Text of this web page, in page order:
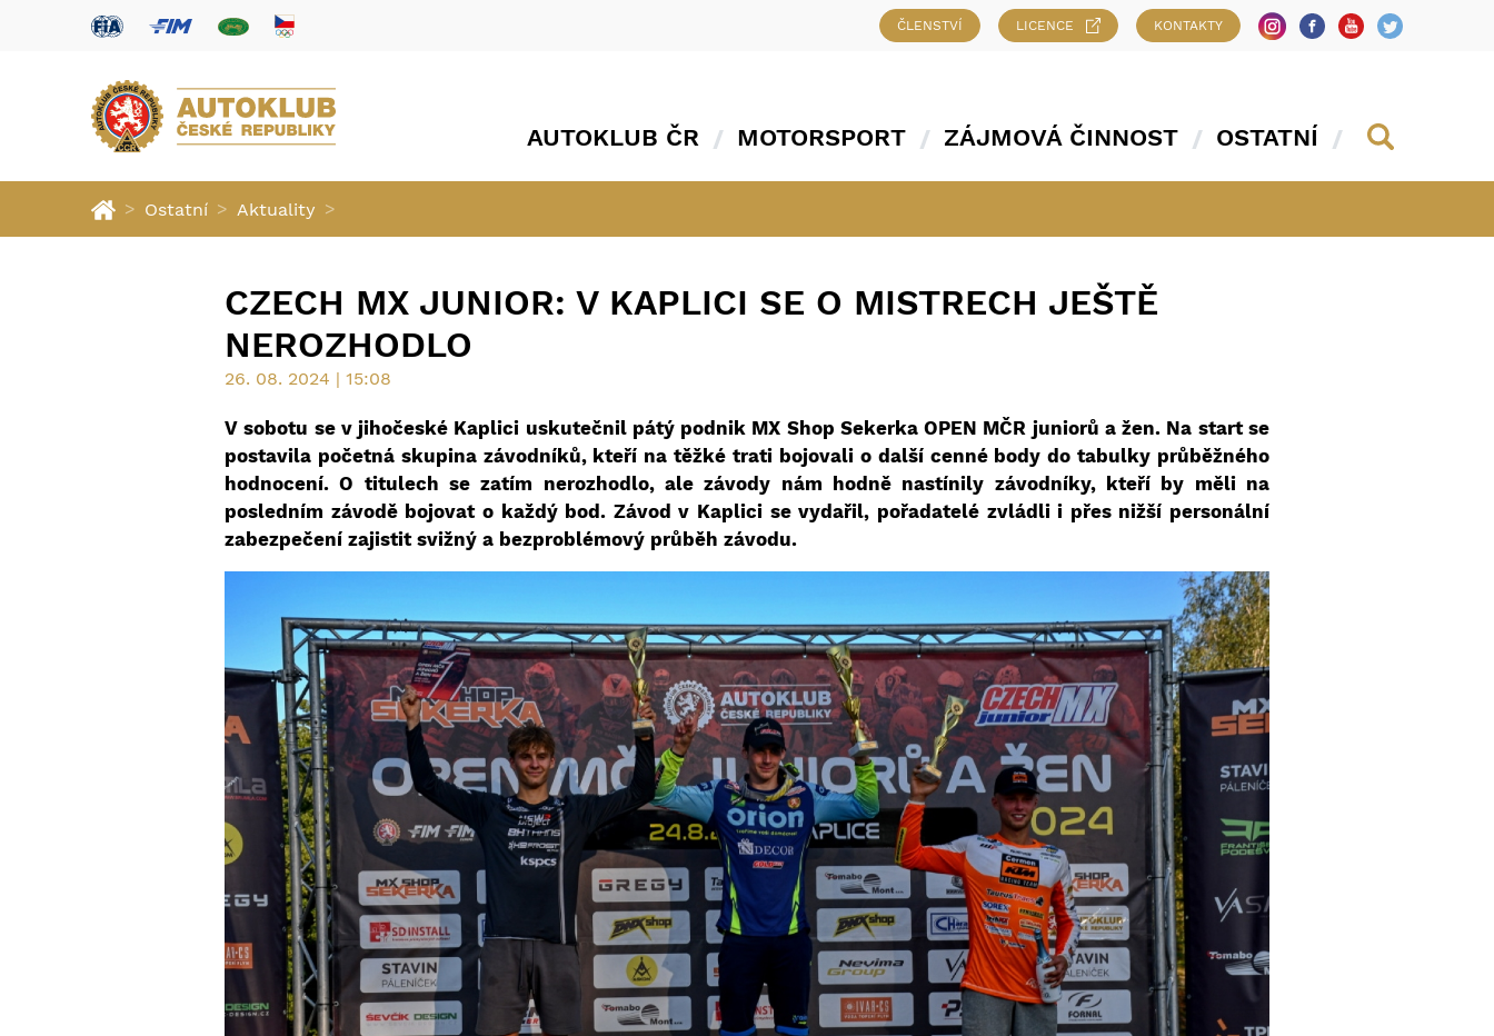
ČLENSTVÍ LICENCE KONTAKTY
AUTOKLUB ČR MOTORSPORT ZÁJMOVÁ ČINNOST OSTATNÍ
> Ostatní > Aktuality >
CZECH MX JUNIOR: V KAPLICI SE O MISTRECH JEŠTĚ
NEROZHODLO
26. 08. 2024 | 15:08
V sobotu se v jihočeské Kaplici uskutečnil pátý podnik MX Shop Sekerka OPEN MČR juniorů a žen. Na start se
postavila početná skupina závodníků, kteří na těžké trati bojovali o další cenné body do tabulky průběžného
hodnocení. O titulech se zatím nerozhodlo, ale závody nám hodně nastínily závodníky, kteří by měli na
posledním závodě bojovat o každý bod. Závod v Kaplici se vydařil, pořadatelé zvládli i přes nižší personální
zabezpečení zajistit svižný a bezproblémový průběh závodu.